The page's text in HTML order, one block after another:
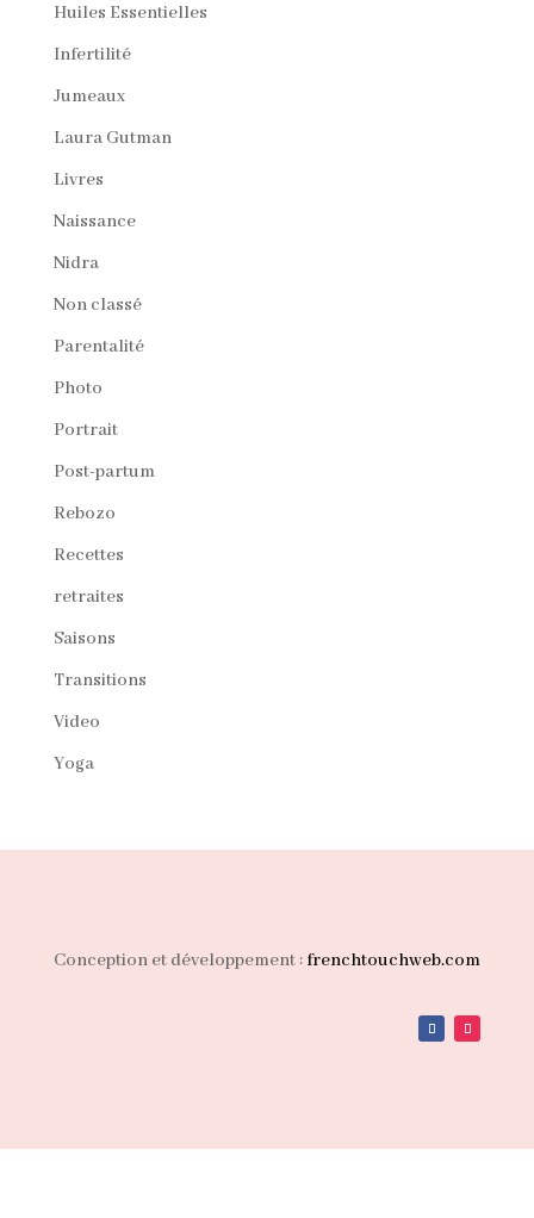
Huiles Essentielles
Infertilité
Jumeaux
Laura Gutman
Livres
Naissance
Nidra
Non classé
Parentalité
Photo
Portrait
Post-partum
Rebozo
Recettes
retraites
Saisons
Transitions
Video
Yoga
Conception et développement : frenchtouchweb.com